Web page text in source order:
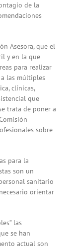
de la
Asesora, que el
y en la que
para realizar
las múltiples
clínicas,
que
trata de poner a
sobre
para la
son un
sanitario
orientar
las
se han
actual son